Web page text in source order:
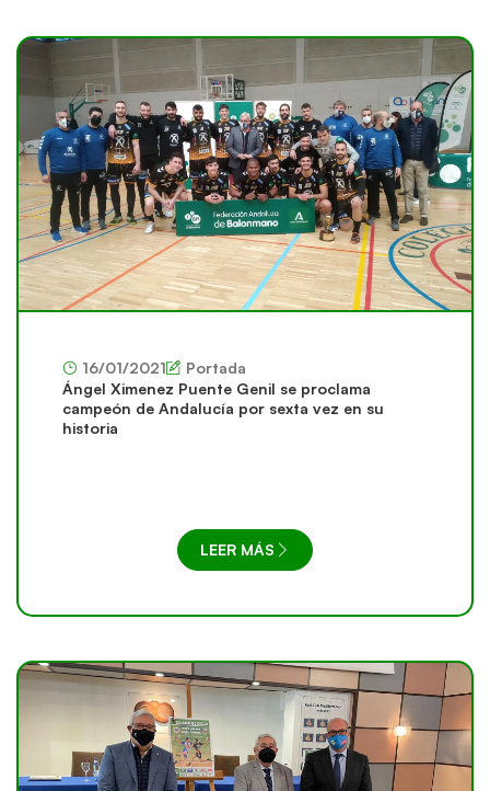
16/01/2021
Portada
Ángel Ximenez Puente Genil se proclama
campeón de Andalucía por sexta vez en su
historia
LEER MÁS